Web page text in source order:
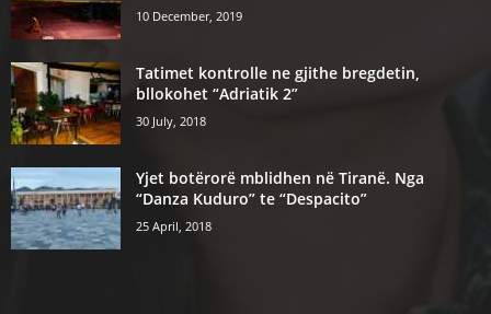
10 December, 2019
Tatimet kontrolle ne gjithe bregdetin,
bllokohet “Adriatik 2”
30 July, 2018
Yjet botërorë mblidhen në Tiranë. Nga
“Danza Kuduro” te “Despacito”
25 April, 2018